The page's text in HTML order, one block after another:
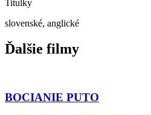
Titulky
slovenské, anglické
Ďalšie filmy
BOCIANIE PUTO